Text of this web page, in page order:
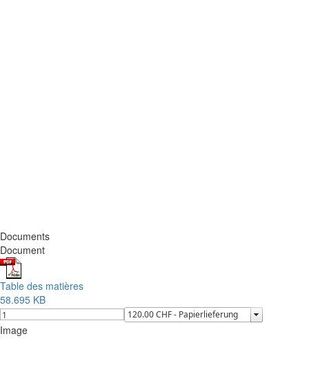
Documents
Document
Table des matières
58.695 KB
Image